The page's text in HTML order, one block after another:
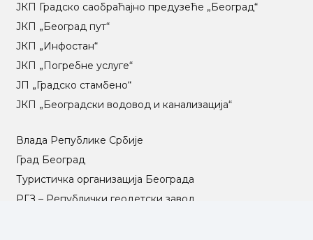
ЈКП Градско саобраћајно предузеће „Београд“
ЈКП „Београд пут“
ЈКП „Инфостан“
ЈКП „Погребне услуге“
ЈП „Градско стамбено“
ЈКП „Београдски водовод и канализација“
Влада Републике Србије
Град Београд
Туристичка организација Београда
РГЗ – Републички геодетски завод